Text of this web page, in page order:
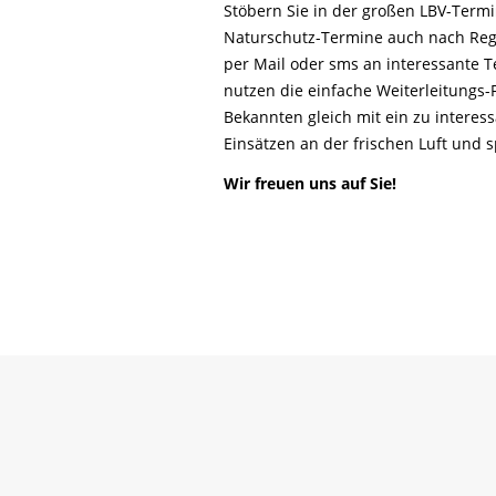
bestellen
Life-Natur-Projekte
Auffangstation
International
Stöbern Sie in der großen LBV-
Naturschutz-Termine auch nach
per Mail oder sms an interessante
nutzen die einfache
Bekannten gleich mit ein zu
Einsätzen an der frischen Luft und
Wir freuen uns auf Sie!